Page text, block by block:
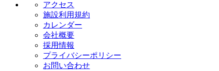
アクセス
施設利用規約
カレンダー
会社概要
採用情報
プライバシーポリシー
お問い合わせ